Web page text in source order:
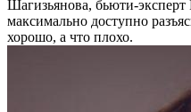
Шагизьянова, бьюти-эксперт
максимально доступно
хорошо, а что плохо.